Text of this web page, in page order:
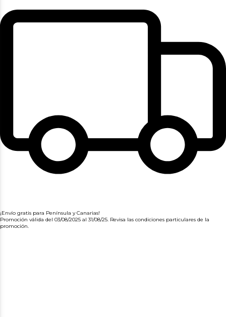
¡Envío gratis para Península y Canarias!
Promoción válida del 03/08/2025 al 31/08/25. Revisa las condiciones particulares de la
promoción.